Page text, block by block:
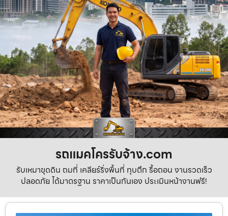
รถแมคโครรับจ้าง.com
รับเหมาขุดดิน ถมที่ เคลียร์ริ่งพื้นที่ ทุบตึก รื้อถอน งานรวดเร็ว
ปลอดภัย ได้มาตรฐาน ราคาเป็นกันเอง ประเมินหน้างานฟรี!